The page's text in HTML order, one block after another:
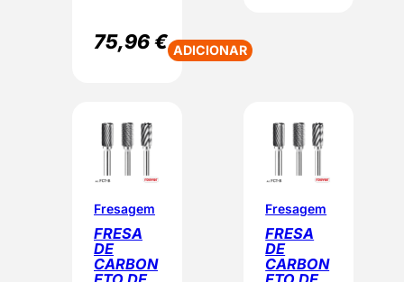
75,96€ ADICIONAR
Fresagem
FRESA
DE
CARBON
Fresagem
FRESA
DE
CARBON